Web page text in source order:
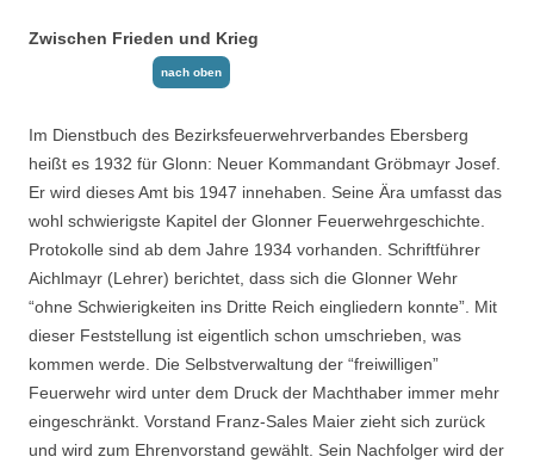
Zwischen Frieden und Krieg
nach oben
Im Dienstbuch des Bezirksfeuerwehrverbandes Ebersberg
heißt es 1932 für Glonn: Neuer Kommandant Gröbmayr Josef.
Er wird dieses Amt bis 1947 innehaben. Seine Ära umfasst das
wohl schwierigste Kapitel der Glonner Feuerwehrgeschichte.
Protokolle sind ab dem Jahre 1934 vorhanden. Schriftführer
Aichlmayr (Lehrer) berichtet, dass sich die Glonner Wehr
“ohne Schwierigkeiten ins Dritte Reich eingliedern konnte”. Mit
dieser Feststellung ist eigentlich schon umschrieben, was
kommen werde. Die Selbstverwaltung der “freiwil­ligen”
Feuerwehr wird unter dem Druck der Machthaber immer mehr
eingeschränkt. Vor­stand Franz-Sales Maier zieht sich zurück
und wird zum Ehrenvorstand gewählt. Sein Nachfolger wird der